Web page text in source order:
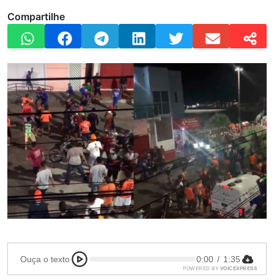
Compartilhe
Ouça o texto 0:00 / 1:35
POWERED BY VOICEXPRESS